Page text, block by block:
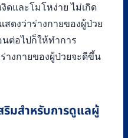
และโมโหง่าย ไม่เกิด
ดงว่าร่างกายของผู้ป่วย
ต่อไปก็ให้ทำการ
างกายของผู้ป่วยจะดีขึ้น
มสำหรับการดูแลผู้